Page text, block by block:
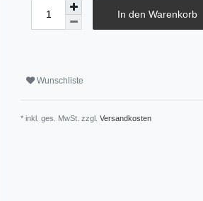
In den Warenkorb
Wunschliste
* inkl. ges. MwSt. zzgl. Versandkosten